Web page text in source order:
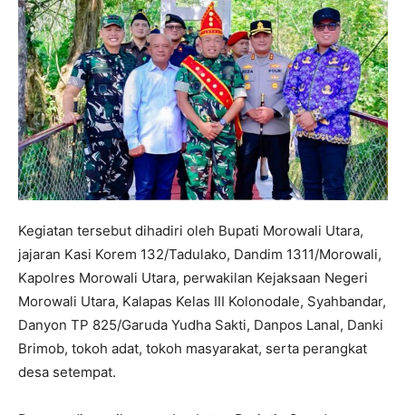
Kegiatan tersebut dihadiri oleh Bupati Morowali Utara,
jajaran Kasi Korem 132/Tadulako, Dandim 1311/Morowali,
Kapolres Morowali Utara, perwakilan Kejaksaan Negeri
Morowali Utara, Kalapas Kelas III Kolonodale, Syahbandar,
Danyon TP 825/Garuda Yudha Sakti, Danpos Lanal, Danki
Brimob, tokoh adat, tokoh masyarakat, serta perangkat
desa setempat.